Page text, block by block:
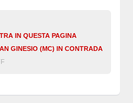
IN QUESTA PAGINA
GINESIO (MC) IN CONTRADA